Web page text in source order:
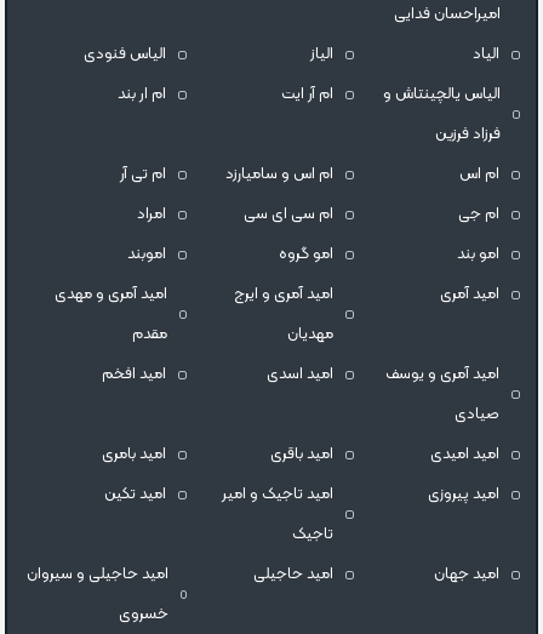
امیراحسان فدایی
الیاد الیاز
الیاس فنودی
الیاس یالچینتاش و
فرزاد فرزین
ام آر ایت ام‌ ار بند
ام اس ام اس و سامیارزد
ام تی آر
ام جی
ام سی ای سی
امراد
امو بند
امو گروه
اموبند
امید آمری
امید آمری و ایرج
مهدیان
امید آمری و مهدی
مقدم
امید آمری و یوسف
صیادی
امید اسدی امید افخم
امید امیدی امید باقری
امید بامری
امید پیروزی
امید تاجیک و امیر
تاجیک
امید تکین
امید جهان امید حاجیلی
امید حاجیلی و سیروان
خسروی